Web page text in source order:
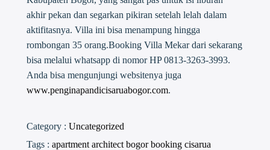
akhir pekan dan segarkan pikiran setelah lelah dalam
aktifitasnya. Villa ini bisa menampung hingga
rombongan 35 orang.Booking Villa Mekar dari sekarang
bisa melalui whatsapp di nomor HP 0813-3263-3993.
Anda bisa mengunjungi websitenya juga
www.penginapandicisaruabogor.com.
Category : Uncategorized
Tags : apartment architect bogorbooking cisarua